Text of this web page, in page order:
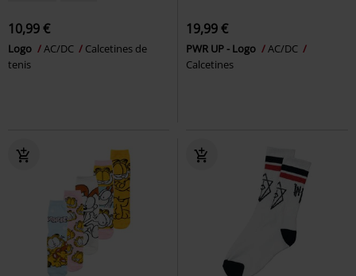
10,99 €
Logo AC/DC
Calcetines de
tenis
19,99 €
PWR UP - Logo
AC/DC
Calcetines